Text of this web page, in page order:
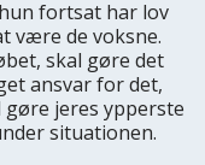
fortsat har lov
være de voksne.
skal gøre det
ansvar for det,
jeres ypperste
situationen.